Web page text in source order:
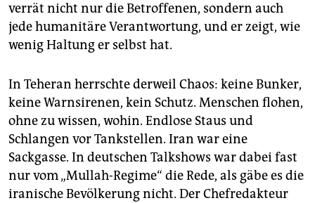
verrät nicht nur die Betroffenen, sondern auch
jede humanitäre Verantwortung, und er zeigt, wie
wenig Haltung er selbst hat.
In Teheran herrschte derweil Chaos: keine Bunker,
keine Warnsirenen, kein Schutz. Menschen flohen,
ohne zu wissen, wohin. Endlose Staus und
Schlangen vor Tankstellen. Iran war eine
Sackgasse. In deutschen Talkshows war dabei fast
nur vom „Mullah-Regime“ die Rede, als gäbe es die
iranische Bevölkerung nicht. Der Chefredakteur